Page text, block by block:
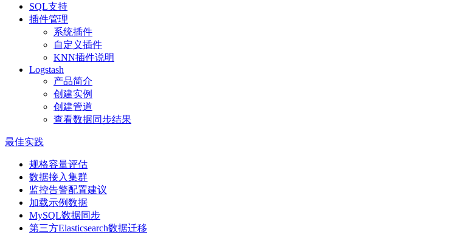
SQL支持
插件管理
系统插件
自定义插件
KNN插件说明
Logstash
产品简介
创建实例
创建管道
查看数据同步结果
最佳实践
规格容量评估
数据接入集群
监控告警配置建议
加载示例数据
MySQL数据同步
第三方Elasticsearch数据迁移